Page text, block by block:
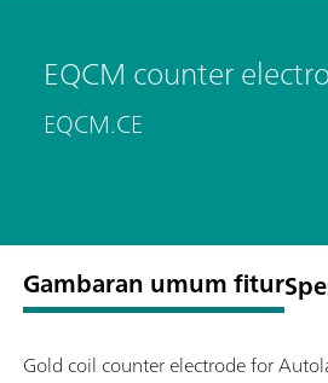
EQCM counter
EQCM.CE
Gambaran umum fitur
Gold coil counter electrode for